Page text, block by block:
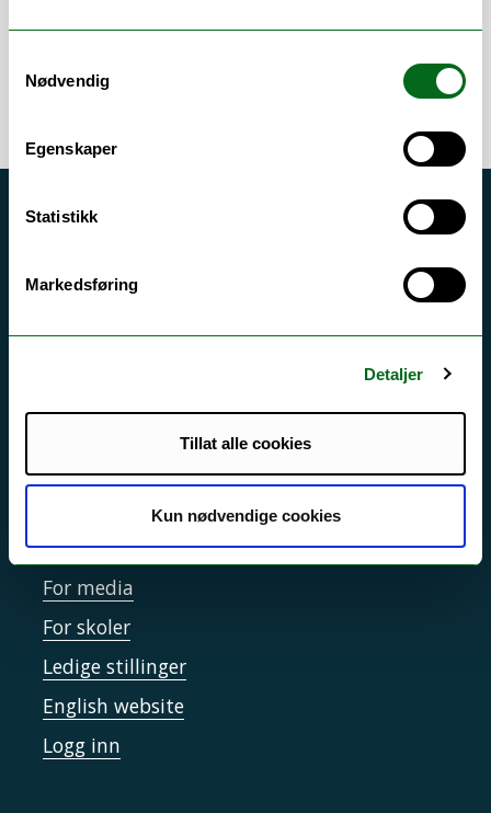
Nødvendig
Egenskaper
Statistikk
Markedsføring
Detaljer
Tillat alle cookies
Kun nødvendige cookies
Akutt hjelp
Driftsmeldinger
Personvern ved UiT
Sikkerhet, beredskap og personvern
Informasjonskapsler
Tilgjengelighetserklæring
Kontakt UiT
For media
For skoler
Ledige stillinger
English website
Logg inn